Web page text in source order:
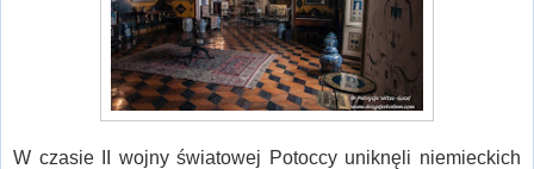
W czasie II wojny światowej Potoccy uniknęli niemieckich